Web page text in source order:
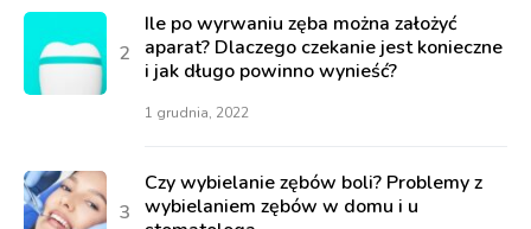
Ile po wyrwaniu zęba można założyć
aparat? Dlaczego czekanie jest konieczne
i jak długo powinno wynieść?
1 grudnia, 2022
Czy wybielanie zębów boli? Problemy z
wybielaniem zębów w domu i u